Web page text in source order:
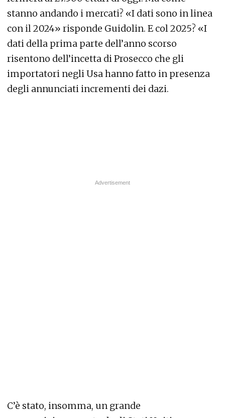
stanno andando i mercati? «I dati sono in linea
con il 2024» risponde Guidolin. E col 2025? «I
dati della prima parte dell’anno scorso
risentono dell’incetta di Prosecco che gli
importatori negli Usa hanno fatto in presenza
degli annunciati incrementi dei dazi.
C’è stato, insomma, un grande